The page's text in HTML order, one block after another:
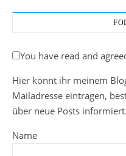
You have read and
Hier könnt ihr meinem
Mailadresse eintragen,
über neue Posts informiert.
Name